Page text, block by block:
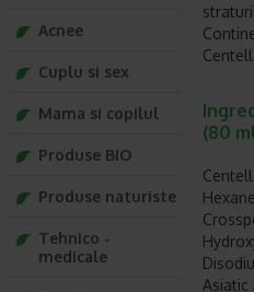
(80
Asiatic
Acnee
Cuplu si sex
Mama si copilul
Produse BIO
Produse naturiste
Tehnico -
medicale